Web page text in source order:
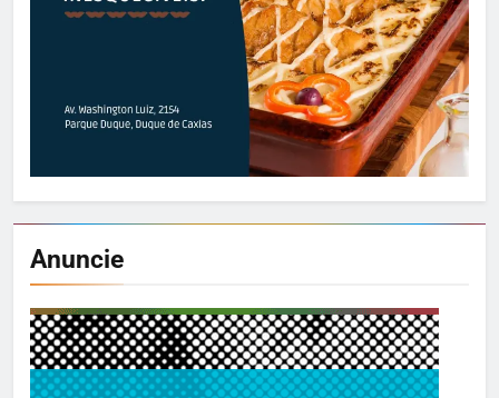
Anuncie